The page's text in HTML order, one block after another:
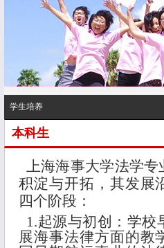
学生培养
本科生
上海海事大学法学
积淀与开拓，其发展
四个阶段：
1.起源与初创：学校
展海事法律方面的教